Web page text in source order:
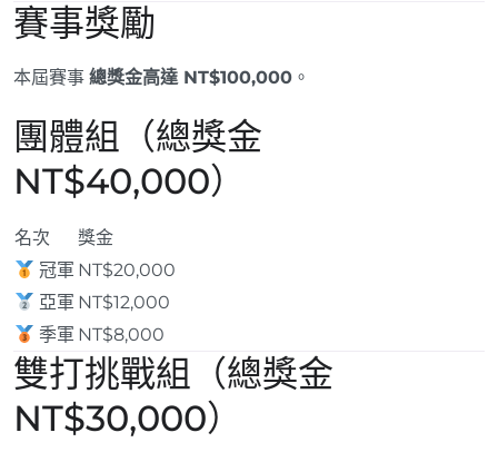
賽事獎勵
本屆賽事 總獎金高達 NT$100,000 。
團體組（總獎金
NT$40,000）
名次
獎金
冠軍 NT$20,000
亞軍 NT$12,000
季軍 NT$8,000
雙打挑戰組（總獎金
NT$30,000）